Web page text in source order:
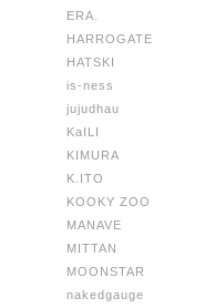
ERA.
HARROGATE
HATSKI
is-ness
jujudhau
KaILI
KIMURA
K.ITO
KOOKY ZOO
MANAVE
MITTAN
MOONSTAR
nakedgauge